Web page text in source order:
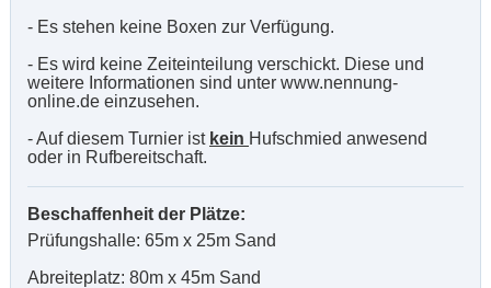
- Es stehen keine Boxen zur Verfügung.
- Es wird keine Zeiteinteilung verschickt. Diese und
weitere Informationen sind unter www.nennung-
online.de einzusehen.
- Auf diesem Turnier ist kein Hufschmied anwesend
oder in Rufbereitschaft.
Beschaffenheit der Plätze:
Prüfungshalle: 65m x 25m Sand
Abreiteplatz: 80m x 45m Sand